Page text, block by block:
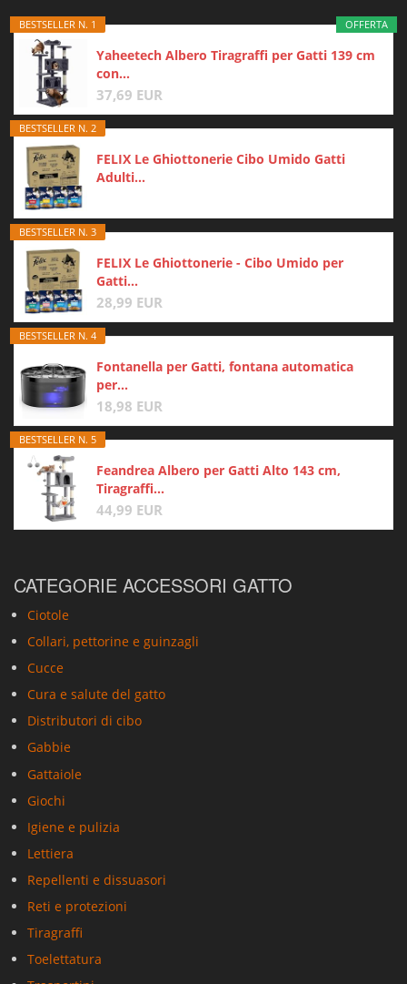
OFFERTA
BESTSELLER N. 1
Yaheetech Albero Tiragraffi per Gatti 139 cm
con...
37,69 EUR
BESTSELLER N. 2
FELIX Le Ghiottonerie Cibo Umido Gatti
Adulti...
BESTSELLER N. 3
FELIX Le Ghiottonerie - Cibo Umido per
Gatti...
28,99 EUR
BESTSELLER N. 4
Fontanella per Gatti, fontana automatica
per...
18,98 EUR
BESTSELLER N. 5
Feandrea Albero per Gatti Alto 143 cm,
Tiragraffi...
44,99 EUR
CATEGORIE ACCESSORI GATTO
Ciotole
Collari, pettorine e guinzagli
Cucce
Cura e salute del gatto
Distributori di cibo
Gabbie
Gattaiole
Giochi
Igiene e pulizia
Lettiera
Repellenti e dissuasori
Reti e protezioni
Tiragraffi
Toelettatura